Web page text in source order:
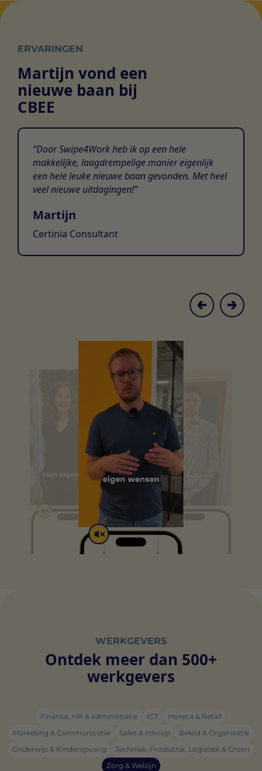
uitgevers en externe adverteerders.
de leveranciers van elke cookie.
ERVARINGEN
Martijn vond een
nieuwe baan bij
CBEE
Door Swipe4Work heb ik op een hele
makkelijke, laagdrempelige manier eigenlijk
een hele leuke nieuwe baan gevonden. Met heel
veel nieuwe uitdagingen!
Martijn
Certinia Consultant
WERKGEVERS
Ontdek meer dan 500+
werkgevers
Finance, HR & administratie ICT
Horeca & Retail
Marketing & Communicatie
Sales & Inkoop
Beleid & Organisatie
Onderwijs & Kinderopvang
Techniek, Productie, Logistiek & Groen
Zorg & Welzijn